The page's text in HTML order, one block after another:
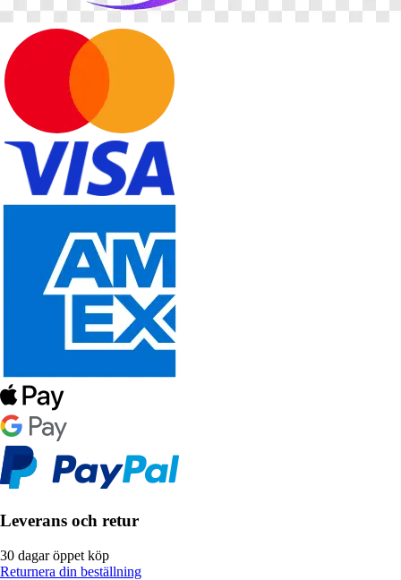
Leverans och retur
30 dagar öppet köp
Returnera din beställning